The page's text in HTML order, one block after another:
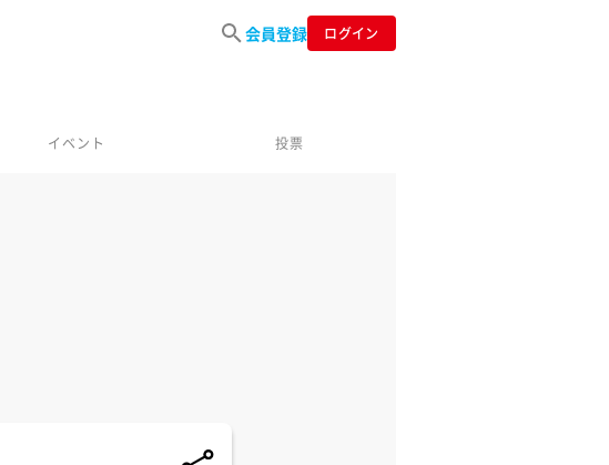
会員登録 ログイン
イベント 投票